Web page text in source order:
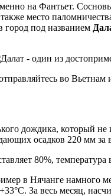
на Фантьет.
место
город под названием
во Вьетнам
дождика, который
осадков 220 мм за
80%,
в Нячанге
За весь месяц,